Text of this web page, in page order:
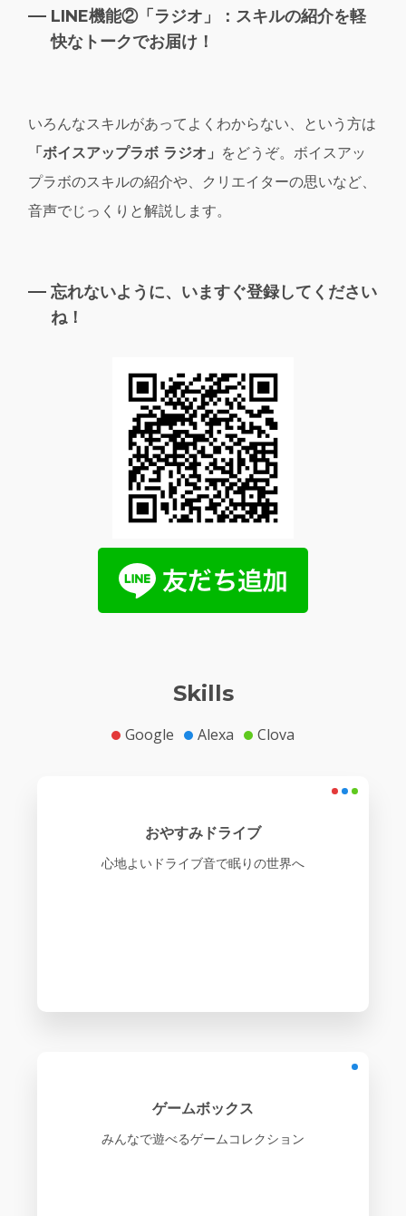
LINE機能②「ラジオ」：スキルの紹介を軽
快なトークでお届け！
いろんなスキルがあってよくわからない、という方は
「ボイスアップラボ ラジオ」 をどうぞ。ボイスアッ
プラボのスキルの紹介や、クリエイターの思いなど、
音声でじっくりと解説します。
忘れないように、いますぐ登録してください
ね！
Skills
Google Alexa Clova
おやすみドライブ
心地よいドライブ音で眠りの世界へ
ゲームボックス
みんなで遊べるゲームコレクション